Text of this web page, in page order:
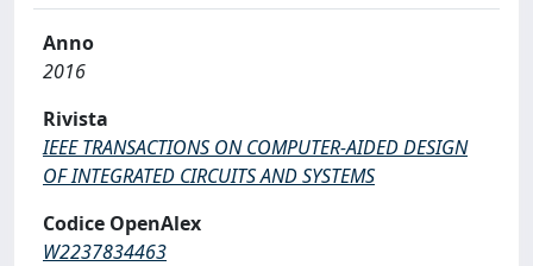
Anno
2016
Rivista
IEEE TRANSACTIONS ON COMPUTER-AIDED DESIGN
OF INTEGRATED CIRCUITS AND SYSTEMS
Codice OpenAlex
W2237834463